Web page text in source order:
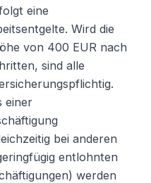
eine
Wird die
von 400 EUR nach
sind alle
einer
bei anderen
entlohnten
werden